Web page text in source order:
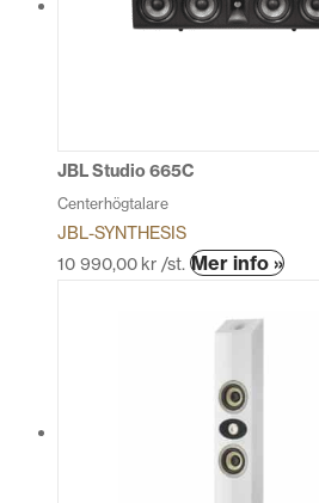
JBL Studio 665C
Centerhögtalare
JBL-SYNTHESIS
10 990,00 kr /st. Mer info »Den